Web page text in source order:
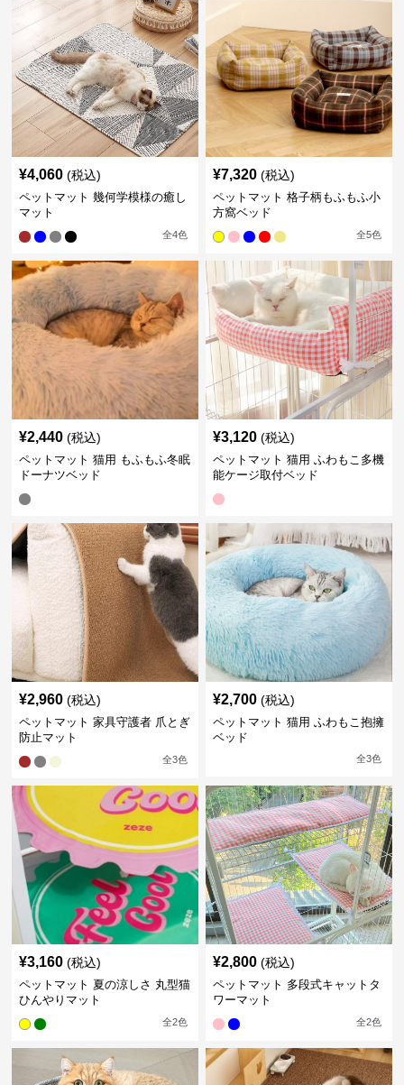
¥4,060 (税込)
ペットマット 幾何学模様の癒し
マット
全4色
¥7,320 (税込)
ペットマット 格子柄もふもふ小
方窩ベッド
全5色
¥2,440 (税込)
ペットマット 猫用 もふもふ冬眠
ドーナツベッド
¥3,120 (税込)
ペットマット 猫用 ふわもこ多機
能ケージ取付ベッド
¥2,960 (税込)
ペットマット 家具守護者 爪とぎ
防止マット
全3色
¥2,700 (税込)
ペットマット 猫用 ふわもこ抱擁
ベッド
全3色
¥3,160 (税込)
ペットマット 夏の涼しさ 丸型猫
ひんやりマット
全2色
¥2,800 (税込)
ペットマット 多段式キャットタ
ワーマット
全2色